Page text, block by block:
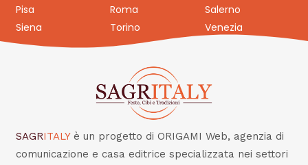
Pisa
Roma
Salerno
Siena
Torino Venezia
SAGRITALY è un progetto di ORIGAMI Web, agenzia di
comunicazione e casa editrice specializzata nei settori